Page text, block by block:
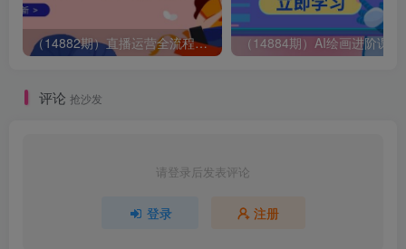
（14882期）直播运营全流程课程-5月更新：从起号、话术设计、罗盘运营到微付费投放等
评论 抢沙发
请登录后发表评论
登录 注册